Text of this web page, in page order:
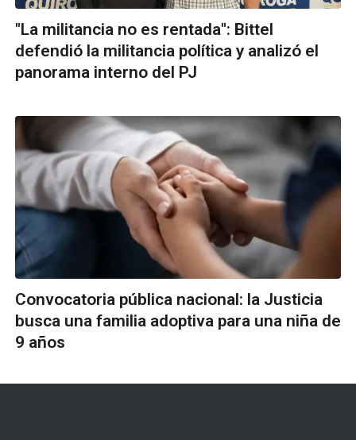
"La militancia no es rentada": Bittel
defendió la militancia política y analizó el
panorama interno del PJ
Convocatoria pública nacional: la Justicia
busca una familia adoptiva para una niña de
9 años